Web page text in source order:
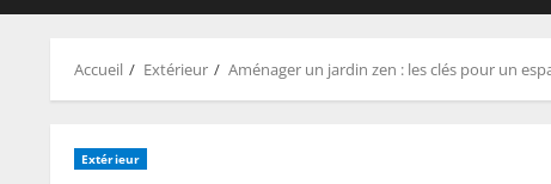
Accueil Extérieur Aménager un jardin zen : les clés pour un
Extérieur